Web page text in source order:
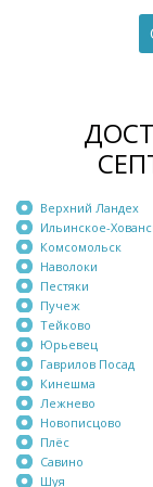
Верхний Ландех
Ильинское-
Комсомольск
Наволоки
Пестяки
Пучеж
Тейково
Юрьевец
Гаврилов Посад
Кинешма
Лежнево
Новописцово
Плёс
Савино
Шуя